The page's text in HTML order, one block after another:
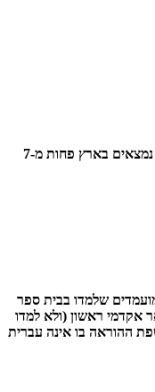
בקשה להתאמות לעולים חדשים אשר נמצאים בארץ פחות מ-7
שלמדו בבית ספר
אקדמי ראשון (ולא למדו
ההוראה בו אינה עברית